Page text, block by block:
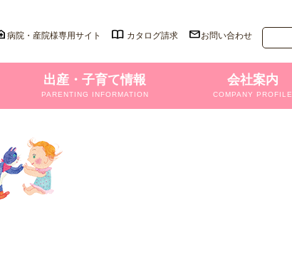
病院・産院様専用サイト カタログ請求 お問い合わせ
出産・子育て情報
PARENTING INFORMATION
会社案内
COMPANY PROFILE